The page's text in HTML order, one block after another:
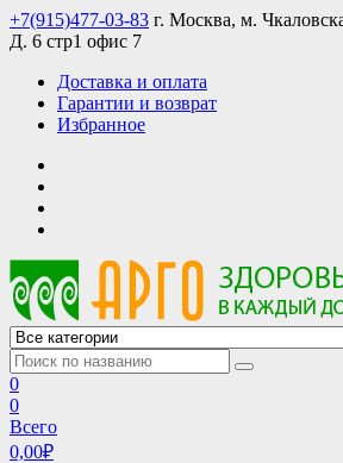
Skip
to
+7(915)477-03-83 г. Москва, м.
Д. 6 стр1 офис 7
Доставка и оплата
Гарантии и возврат
Избранное
АРГО интернет магазин, доставка в
АРГО каталог каталог продукции,
0
0
Всего
0,00₽